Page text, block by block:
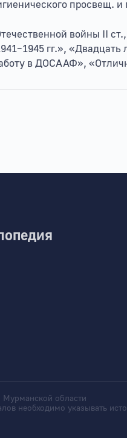
просвещ. и
войны II
гг.»,
в ДОСААФ»,
области
необходимо указывать